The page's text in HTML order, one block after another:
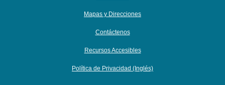
Mapas y Direcciones
Contáctenos
Recursos Accesibles
Política de Privacidad (Inglés)